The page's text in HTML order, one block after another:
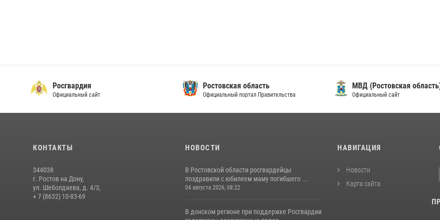
Росгвардия
Официальный сайт
Ростовская область
Официальный портал Правительства
МВД (Ростовская
Официальный сайт
КОНТАКТЫ
344038
г. Ростов на Дону,
ул. Шеболдаева, д. 4/3,
+ 7 (8632) 10-83-69
НОВОСТИ
В Ростовской области росгвардейцы
поздравили с юбилеем маму погибшего ...
04 августа 2026, 08:22
В донском регионе при поддержке Росгвардии
НАВИГАЦИЯ
Новости
Карта сайта